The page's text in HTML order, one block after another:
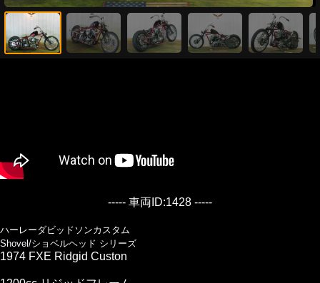
----- 車両ID:1428 -----
ハーレーダビッドソンカスタム
Shovel/ショベルヘッド シリーズ
1974 FXE Ridgid Custon